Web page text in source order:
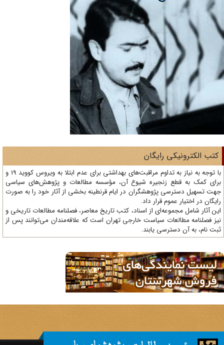
الکترونیکی رایگان
با توجه به نیاز به تداوم مراقبت‌های بهداشتی برای عدم ابتلا به ویروس کووید 19 و
کمک به قطع زنجیره شیوع آن، مؤسسه مطالعات و پژوهش‌های سیاسی
تسهیل دسترسی پژوهشگران در ایام قرنطینه بخشی از آثار خود را به صورت
در اختیار عموم قرار داد.
آثار شامل مجموعه‌ای از اسناد، کتب تاریخ معاصر، فصلنامه‌ مطالعات تاریخی و
فصلنامه مطالعات سیاست خارجی تهران است که علاقه‌مندان می‌توانند پس از
نام، به آن دسترسی یابند.